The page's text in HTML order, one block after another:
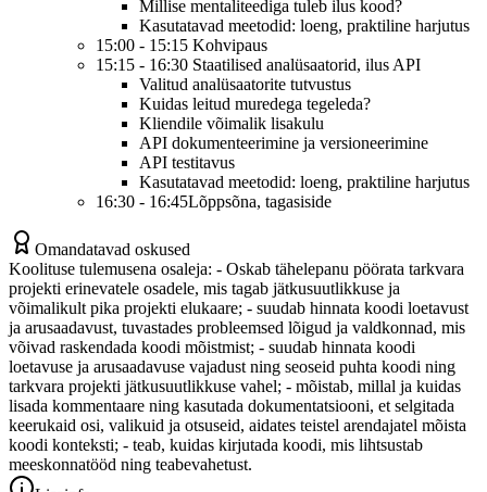
Millise mentaliteediga tuleb ilus kood?
Kasutatavad meetodid: loeng, praktiline harjutus
15:00 - 15:15 Kohvipaus
15:15 - 16:30 Staatilised analüsaatorid, ilus API
Valitud analüsaatorite tutvustus
Kuidas leitud muredega tegeleda?
Kliendile võimalik lisakulu
API dokumenteerimine ja versioneerimine
API testitavus
Kasutatavad meetodid: loeng, praktiline harjutus
16:30 - 16:45Lõppsõna, tagasiside
Omandatavad oskused
Koolituse tulemusena osaleja: - Oskab tähelepanu pöörata tarkvara
projekti erinevatele osadele, mis tagab jätkusuutlikkuse ja
võimalikult pika projekti elukaare; - suudab hinnata koodi loetavust
ja arusaadavust, tuvastades probleemsed lõigud ja valdkonnad, mis
võivad raskendada koodi mõistmist; - suudab hinnata koodi
loetavuse ja arusaadavuse vajadust ning seoseid puhta koodi ning
tarkvara projekti jätkusuutlikkuse vahel; - mõistab, millal ja kuidas
lisada kommentaare ning kasutada dokumentatsiooni, et selgitada
keerukaid osi, valikuid ja otsuseid, aidates teistel arendajatel mõista
koodi konteksti; - teab, kuidas kirjutada koodi, mis lihtsustab
meeskonnatööd ning teabevahetust.